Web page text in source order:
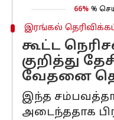
66% %
இரங்கல்
கூட்ட
குறித்து
வேதனை
இந்த
அடைந்ததாக